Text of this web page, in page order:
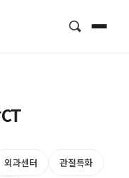
외과센터 관절특화